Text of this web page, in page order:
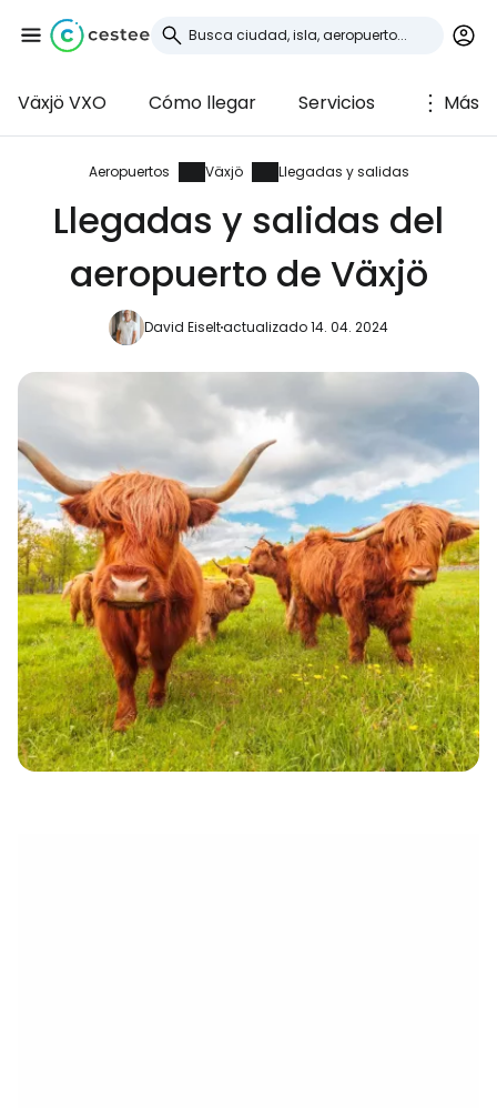
Växjö VXO Cómo llegar Servicios Más
Aeropuertos Växjö Llegadas y salidas
Llegadas y salidas del
aeropuerto de Växjö
David Eiseltactualizado 14. 04. 2024
Iniciar sesión en
Cestee
... la comunidad mundial de viajeros
Continuar con Facebook
Continuar con Email